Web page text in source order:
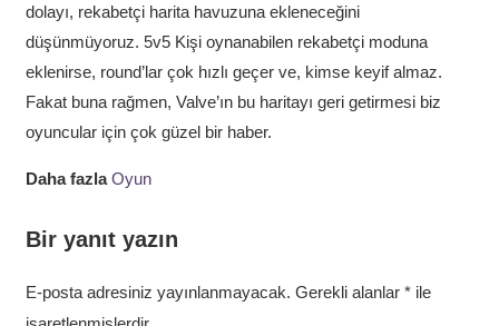
dolayı, rekabetçi harita havuzuna ekleneceğini
düşünmüyoruz. 5v5 Kişi oynanabilen rekabetçi moduna
eklenirse, round’lar çok hızlı geçer ve, kimse keyif almaz.
Fakat buna rağmen, Valve’ın bu haritayı geri getirmesi biz
oyuncular için çok güzel bir haber.
Daha fazla Oyun
Bir yanıt yazın
E-posta adresiniz yayınlanmayacak. Gerekli alanlar *ile